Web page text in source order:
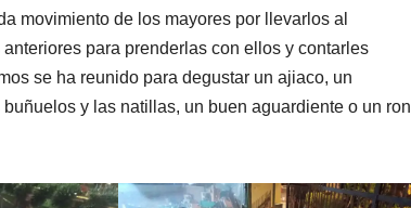
movimiento de los mayores por llevarlos al
para prenderlas con ellos y contarles
se ha reunido para degustar un ajiaco, un
y las natillas, un buen aguardiente o un ron